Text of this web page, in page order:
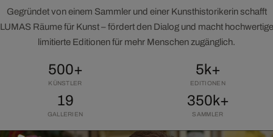
Gegründet von einem Sammler und einer Kunsthistorikerin schafft
LUMAS Räume für Kunst – fördert den Dialog und macht hochwertige
limitierte Editionen für mehr Menschen zugänglich.
500+
KÜNSTLER
5k+
EDITIONEN
19
GALLERIEN
350k+
SAMMLER